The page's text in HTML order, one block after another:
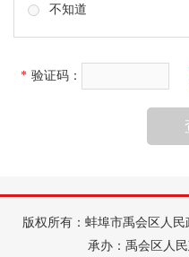
不知道
* 验证码：
版权所有：蚌埠市禹会区人民
承办：禹会区人